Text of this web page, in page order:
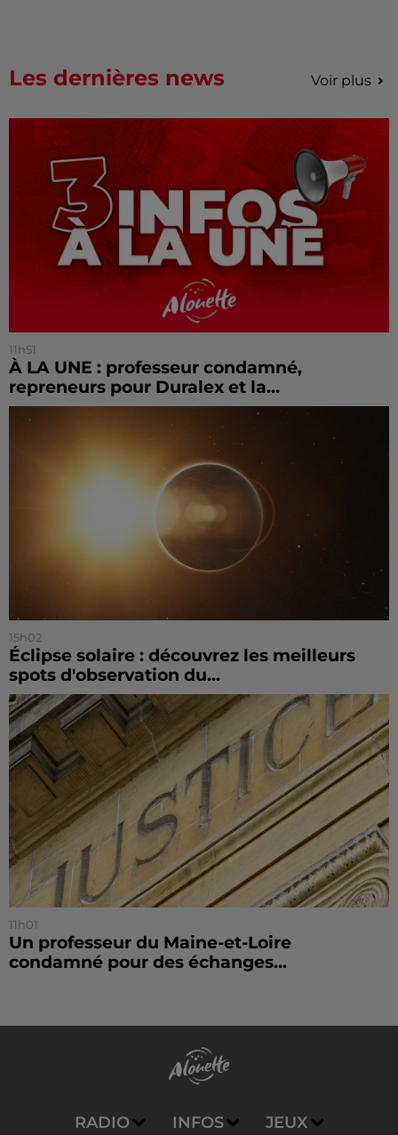
Les dernières news Voir plus
11h51
À LA UNE : professeur condamné,
repreneurs pour Duralex et la...
15h02
Éclipse solaire : découvrez les meilleurs
spots d'observation du...
11h01
Un professeur du Maine-et-Loire
condamné pour des échanges...
RADIO INFOS JEUX